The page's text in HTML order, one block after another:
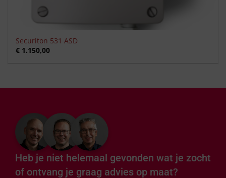
Securiton 531 ASD
€ 1.150,00
Heb je niet helemaal gevonden wat je zocht
of ontvang je graag advies op maat?